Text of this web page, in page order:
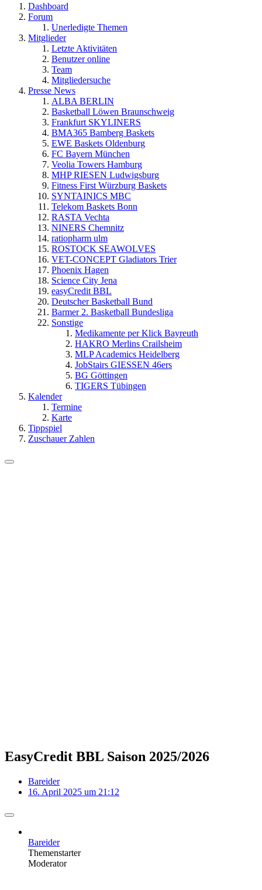
Dashboard
Forum
Unerledigte Themen
Mitglieder
Letzte Aktivitäten
Benutzer online
Team
Mitgliedersuche
Presse News
ALBA BERLIN
Basketball Löwen Braunschweig
Frankfurt SKYLINERS
BMA365 Bamberg Baskets
EWE Baskets Oldenburg
FC Bayern München
Veolia Towers Hamburg
MHP RIESEN Ludwigsburg
Fitness First Würzburg Baskets
SYNTAINICS MBC
Telekom Baskets Bonn
RASTA Vechta
NINERS Chemnitz
ratiopharm ulm
ROSTOCK SEAWOLVES
VET-CONCEPT Gladiators Trier
Phoenix Hagen
Science City Jena
easyCredit BBL
Deutscher Basketball Bund
Barmer 2. Basketball Bundesliga
Sonstige
Medikamente per Klick Bayreuth
HAKRO Merlins Crailsheim
MLP Academics Heidelberg
JobStairs GIESSEN 46ers
BG Göttingen
TIGERS Tübingen
Kalender
Termine
Karte
Tippspiel
Zuschauer Zahlen
EasyCredit BBL Saison 2025/2026
Bareider
16. April 2025 um 21:12
Bareider
Themenstarter
Moderator